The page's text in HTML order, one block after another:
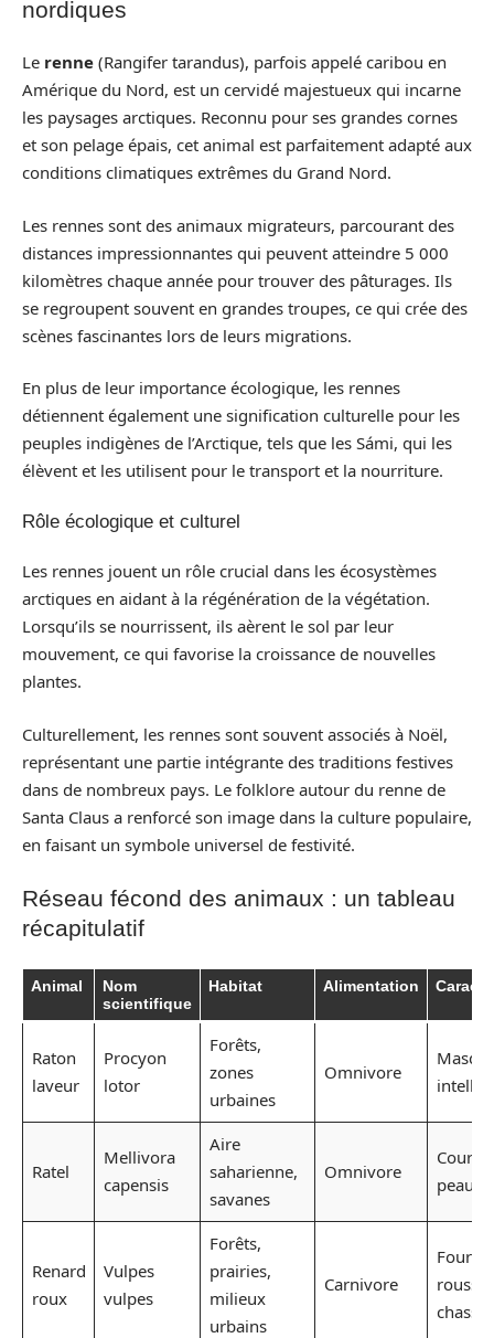
nordiques
Le renne (Rangifer tarandus), parfois appelé caribou en
Amérique du Nord, est un cervidé majestueux qui incarne
les paysages arctiques. Reconnu pour ses grandes cornes
et son pelage épais, cet animal est parfaitement adapté aux
conditions climatiques extrêmes du Grand Nord.
Les rennes sont des animaux migrateurs, parcourant des
distances impressionnantes qui peuvent atteindre 5 000
kilomètres chaque année pour trouver des pâturages. Ils
se regroupent souvent en grandes troupes, ce qui crée des
scènes fascinantes lors de leurs migrations.
En plus de leur importance écologique, les rennes
détiennent également une signification culturelle pour les
peuples indigènes de l’Arctique, tels que les Sámi, qui les
élèvent et les utilisent pour le transport et la nourriture.
Rôle écologique et culturel
Les rennes jouent un rôle crucial dans les écosystèmes
arctiques en aidant à la régénération de la végétation.
Lorsqu’ils se nourrissent, ils aèrent le sol par leur
mouvement, ce qui favorise la croissance de nouvelles
plantes.
Culturellement, les rennes sont souvent associés à Noël,
représentant une partie intégrante des traditions festives
dans de nombreux pays. Le folklore autour du renne de
Santa Claus a renforcé son image dans la culture populaire,
en faisant un symbole universel de festivité.
Réseau fécond des animaux : un tableau
récapitulatif
Animal
Nom
scientifique
Habitat Alimentation
Raton
laveur
Procyon
lotor
Forêts,
zones
urbaines
Omnivore
Ratel
Mellivora
capensis
Aire
saharienne,
savanes
Omnivore
peau
Renard
roux
Vulpes
vulpes
Forêts,
prairies,
milieux
urbains
Carnivore